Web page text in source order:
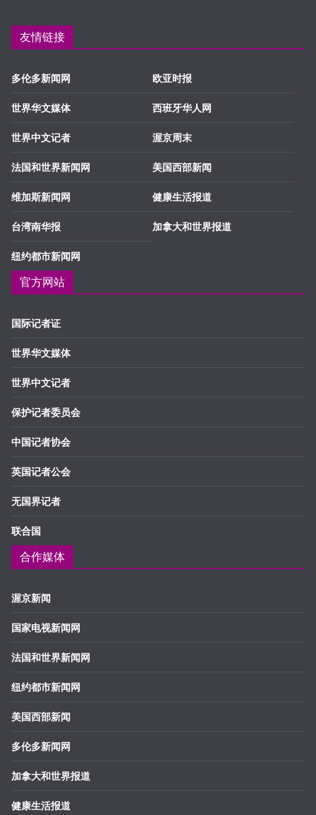
友情链接
多伦多新闻网
世界华文媒体
世界中文记者
法国和世界新闻网
维加斯新闻网
台湾南华报
纽约都市新闻网
欧亚时报
西班牙华人网
渥京周末
美国西部新闻
健康生活报道
加拿大和世界报道
官方网站
国际记者证
世界华文媒体
世界中文记者
保护记者委员会
中国记者协会
英国记者公会
无国界记者
联合国
合作媒体
渥京新闻
国家电视新闻网
法国和世界新闻网
纽约都市新闻网
美国西部新闻
多伦多新闻网
加拿大和世界报道
健康生活报道